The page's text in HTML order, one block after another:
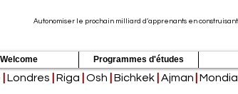
Autonomiser le prochain milliard d’apprenants en
Welcome Programmes d'études
Londres Riga Osh Bichkek Ajman |